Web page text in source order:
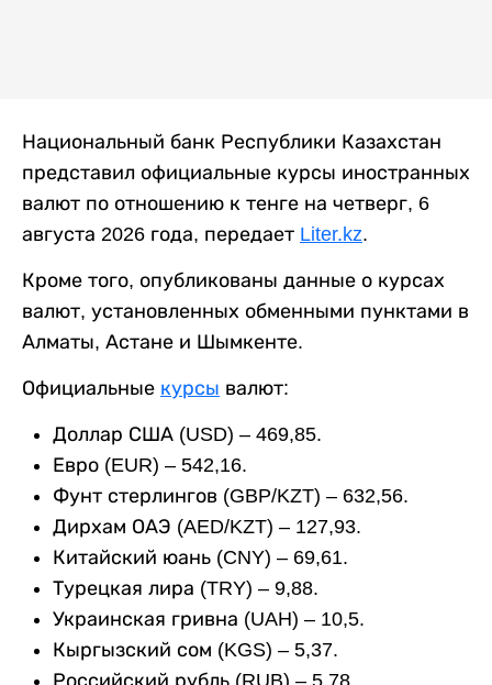
Национальный банк Республики Казахстан
представил официальные курсы иностранных
валют по отношению к тенге на четверг, 6
августа 2026 года, передает Liter.kz.
Кроме того, опубликованы данные о курсах
валют, установленных обменными пунктами в
Алматы, Астане и Шымкенте.
Официальные курсы валют:
Доллар США (USD) – 469,85.
Евро (EUR) – 542,16.
Фунт стерлингов (GBP/KZT) – 632,56.
Дирхам ОАЭ (AED/KZT) – 127,93.
Китайский юань (CNY) – 69,61.
Турецкая лира (TRY) – 9,88.
Украинская гривна (UAH) – 10,5.
Кыргызский сом (KGS) – 5,37.